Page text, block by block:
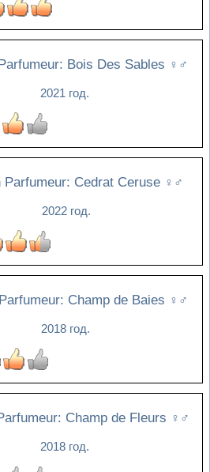
Bois Des Sables ♀♂
2021 год.
Parfumeur: Cedrat Ceruse ♀♂
2022 год.
Champ de Baies ♀♂
2018 год.
Champ de Fleurs ♀♂
2018 год.